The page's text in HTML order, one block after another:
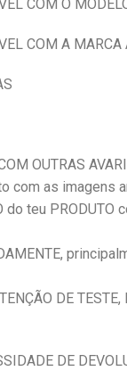
COM O
COM A
OUTRAS
com as imagens
do teu PRODUTO
DE
DE